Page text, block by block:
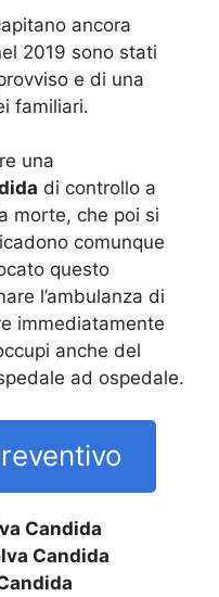
ancora
2019 sono stati
e di una
familiari.
una
di controllo a
morte, che poi si
comunque
questo
l’ambulanza di
immediatamente
anche del
ad ospedale.
Candida
Candida